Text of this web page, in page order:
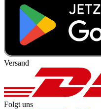
Versand
Folgt uns